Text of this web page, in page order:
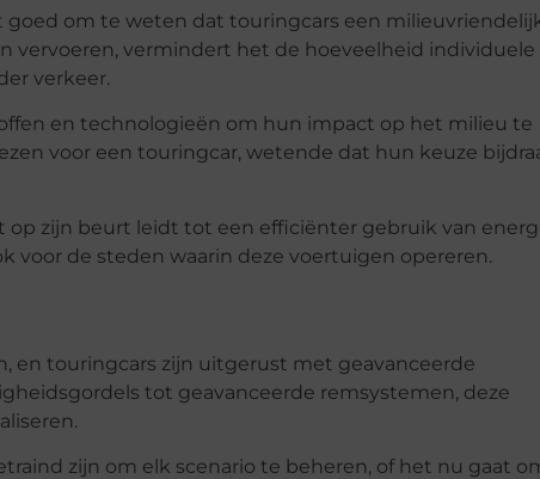
om te weten dat touringcars een
vervoeren, vermindert het de hoeveelheid individuele
verkeer.
en technologieën om hun impact op het milieu te
voor een touringcar, wetende dat hun keuze
zijn beurt leidt tot een efficiënter gebruik van
voor de steden waarin deze voertuigen opereren.
en touringcars zijn uitgerust met geavanceerde
tot geavanceerde remsystemen, deze
zijn om elk scenario te beheren, of het nu gaat